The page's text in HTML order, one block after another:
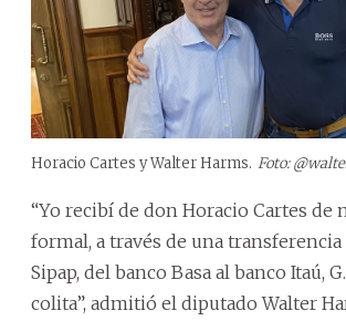
Horacio Cartes y Walter Harms. Foto:
“Yo recibí de don Horacio Cartes de
formal, a través de una
Sipap, del banco Basa al banco Itaú,
colita”, admitió el diputado Walter